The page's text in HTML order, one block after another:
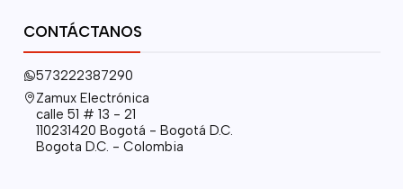
CONTÁCTANOS
573222387290
Zamux Electrónica
calle 51 # 13 - 21
110231420 Bogotá - Bogotá D.C.
Bogota D.C. - Colombia